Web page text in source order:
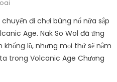
đi chơi bùng nổ nữa sắp
Age. Nak So Wol đã ứng
lồ, nhưng mọi thứ sẽ nằm
trong Volcanic Age Chương